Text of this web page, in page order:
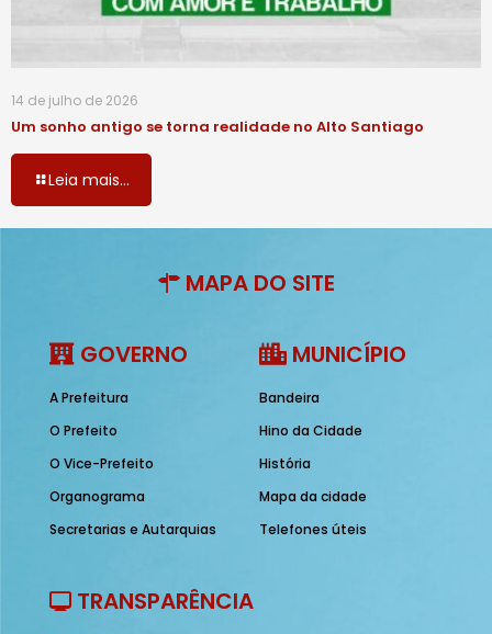
14 de julho de 2026
Um sonho antigo se torna realidade no Alto Santiago
Leia mais...
MAPA DO SITE
GOVERNO
A Prefeitura
O Prefeito
O Vice-Prefeito
Organograma
Secretarias e Autarquias
MUNICÍPIO
Bandeira
Hino da Cidade
História
Mapa da cidade
Telefones úteis
TRANSPARÊNCIA